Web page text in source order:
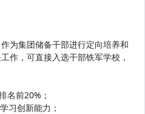
为集团储备干部进行定向培养和
作，可直接入选干部铁军学校，
名前20%；
习创新能力；